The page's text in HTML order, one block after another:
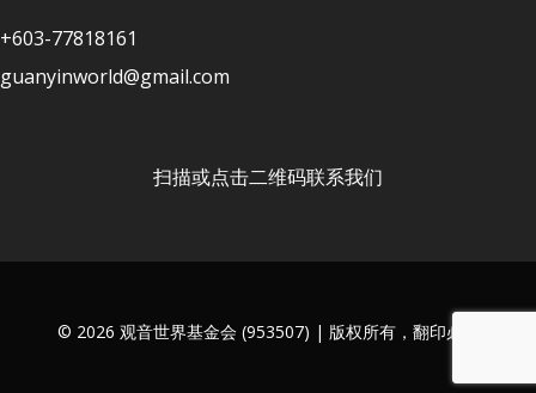
+603-77818161
guanyinworld@gmail.com
扫描或点击二维码联系我们
© 2026 观音世界基金会 (953507) | 版权所有，翻印必究